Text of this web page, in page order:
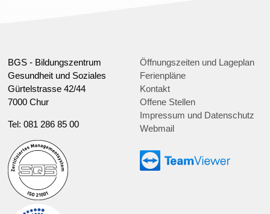
BGS - Bildungszentrum
Gesundheit und Soziales
Gürtelstrasse 42/44
7000 Chur
Tel: 081 286 85 00
Öffnungszeiten und Lageplan
Ferienpläne
Kontakt
Offene Stellen
Impressum und Datenschutz
Webmail